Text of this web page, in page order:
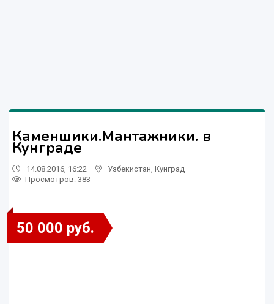
Каменшики.Мантажники. в
Кунграде
14.08.2016, 16:22 Узбекистан Кунград
Просмотров: 383
50 000 руб.